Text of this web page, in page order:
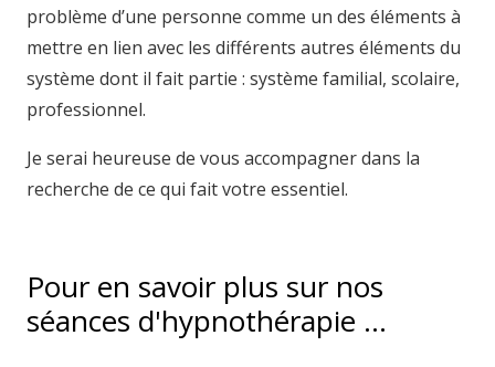
problème d’une personne comme un des éléments à
mettre en lien avec les différents autres éléments du
système dont il fait partie : système familial, scolaire,
professionnel.
Je serai heureuse de vous accompagner dans la
recherche de ce qui fait votre essentiel.
Pour en savoir plus sur nos
séances d'hypnothérapie …